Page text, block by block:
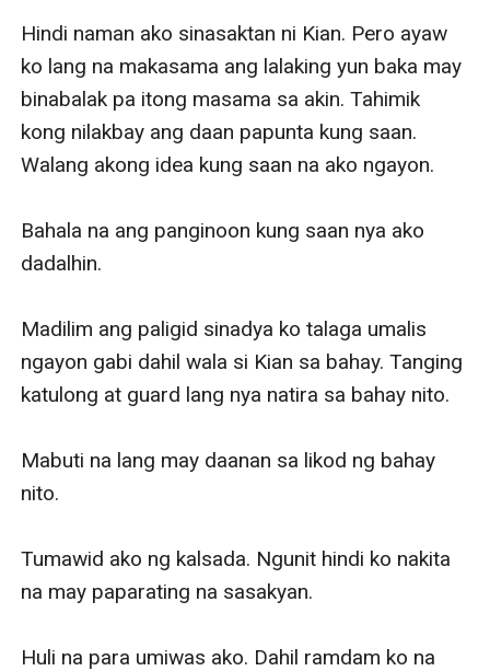
Hindi naman ako sinasaktan ni Kian. Pero ayaw
ko lang na makasama ang lalaking yun baka may
binabalak pa itong masama sa akin. Tahimik
kong nilakbay ang daan papunta kung saan.
Walang akong idea kung saan na ako ngayon.
Bahala na ang panginoon kung saan nya ako
dadalhin.
Madilim ang paligid sinadya ko talaga umalis
ngayon gabi dahil wala si Kian sa bahay. Tanging
katulong at guard lang nya natira sa bahay nito.
Mabuti na lang may daanan sa likod ng bahay
nito.
Tumawid ako ng kalsada. Ngunit hindi ko nakita
na may paparating na sasakyan.
Huli na para umiwas ako. Dahil ramdam ko na